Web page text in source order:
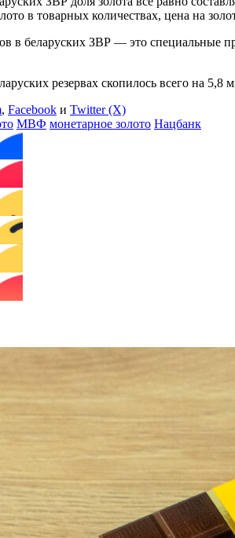
в товарных количествах, цена на
в беларуских ЗВР — это специальные
резервах скопилось всего на
, Facebook и Twitter (X)
МВФ монетарное золото Нацбанк